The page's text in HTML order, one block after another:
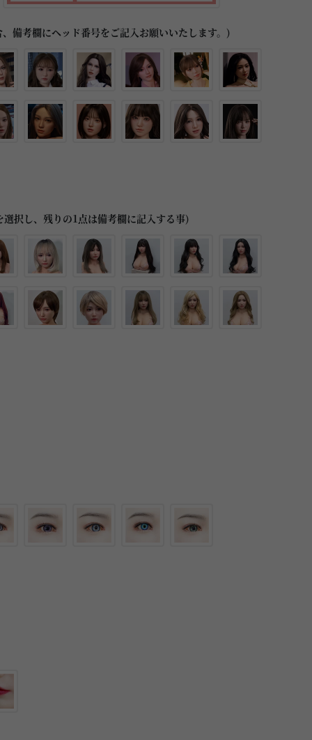
備考欄にヘッド番号をご記入お願いいたします。)
択し、残りの1点は備考欄に記入する事)